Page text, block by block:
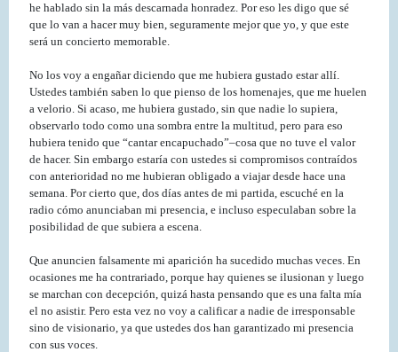
he hablado sin la más descarnada honradez. Por eso les digo que sé
que lo van a hacer muy bien, seguramente mejor que yo, y que este
será un concierto memorable.
No los voy a engañar diciendo que me hubiera gustado estar allí.
Ustedes también saben lo que pienso de los homenajes, que me huelen
a velorio. Si acaso, me hubiera gustado, sin que nadie lo supiera,
observarlo todo como una sombra entre la multitud, pero para eso
hubiera tenido que “cantar encapuchado”–cosa que no tuve el valor
de hacer. Sin embargo estaría con ustedes si compromisos contraídos
con anterioridad no me hubieran obligado a viajar desde hace una
semana. Por cierto que, dos días antes de mi partida, escuché en la
radio cómo anunciaban mi presencia, e incluso especulaban sobre la
posibilidad de que subiera a escena.
Que anuncien falsamente mi aparición ha sucedido muchas veces. En
ocasiones me ha contrariado, porque hay quienes se ilusionan y luego
se marchan con decepción, quizá hasta pensando que es una falta mía
el no asistir. Pero esta vez no voy a calificar a nadie de irresponsable
sino de visionario, ya que ustedes dos han garantizado mi presencia
con sus voces.